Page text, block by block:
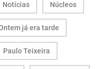
Notícias Núcleos
já era tarde
Paulo Teixeira